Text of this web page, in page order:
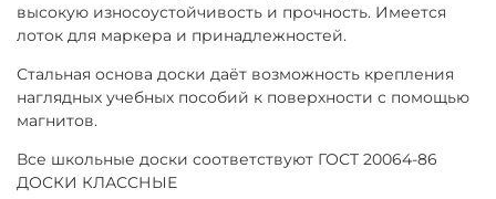
высокую износоустойчивость и прочность. Имеется
лоток для маркера и принадлежностей.
Стальная основа доски даёт возможность крепления
наглядных учебных пособий к поверхности с помощью
магнитов.
Все школьные доски соответствуют ГОСТ 20064-86
ДОСКИ КЛАССНЫЕ